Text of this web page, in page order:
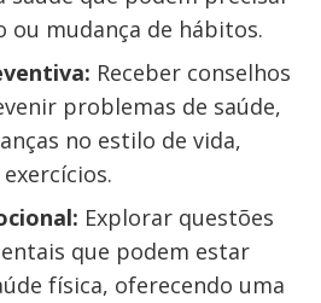
ou mudança de hábitos.
Receber conselhos
problemas de saúde,
no estilo de vida,
Explorar questões
que podem estar
física, oferecendo uma